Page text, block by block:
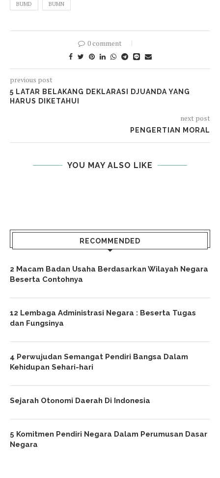
BUMD BUMN
0 comment
previous post
5 LATAR BELAKANG DEKLARASI DJUANDA YANG
HARUS DIKETAHUI
next post
PENGERTIAN MORAL
YOU MAY ALSO LIKE
RECOMMENDED
2 Macam Badan Usaha Berdasarkan Wilayah Negara
Beserta Contohnya
12 Lembaga Administrasi Negara : Beserta Tugas
dan Fungsinya
4 Perwujudan Semangat Pendiri Bangsa Dalam
Kehidupan Sehari-hari
Sejarah Otonomi Daerah Di Indonesia
5 Komitmen Pendiri Negara Dalam Perumusan Dasar
Negara